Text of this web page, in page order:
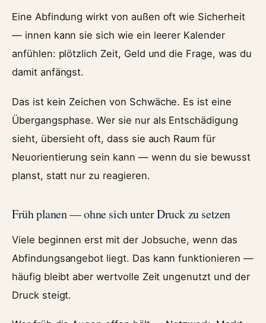
Eine Abfindung wirkt von außen oft wie Sicherheit
— innen kann sie sich wie ein leerer Kalender
anfühlen: plötzlich Zeit, Geld und die Frage, was du
damit anfängst.
Das ist kein Zeichen von Schwäche. Es ist eine
Übergangsphase. Wer sie nur als Entschädigung
sieht, übersieht oft, dass sie auch Raum für
Neuorientierung sein kann — wenn du sie bewusst
planst, statt nur zu reagieren.
Früh planen — ohne sich unter Druck zu setzen
Viele beginnen erst mit der Jobsuche, wenn das
Abfindungsangebot liegt. Das kann funktionieren —
häufig bleibt aber wertvolle Zeit ungenutzt und der
Druck steigt.